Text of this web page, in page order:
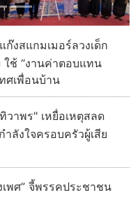
งสแกมเมอร์ลวงเด็ก
ใช้ “งานค่าตอบแทน
ศเพื่อนบ้าน
าพร" เหยื่อเหตุสลด
ลังใจครอบครัวผู้เสีย
พศ” จี้พรรคประชาชน